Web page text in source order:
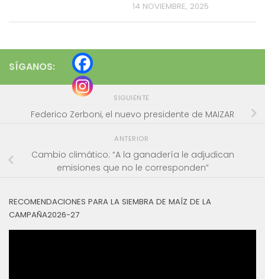
14 NOVIEMBRE, 2025
SÍGANOS:
SIGUIENTE
Federico Zerboni, el nuevo presidente de MAIZAR
ANTERIOR
Cambio climático: “A la ganadería le adjudican
emisiones que no le corresponden”
RECOMENDACIONES PARA LA SIEMBRA DE MAÍZ DE LA
CAMPAÑA2026-27